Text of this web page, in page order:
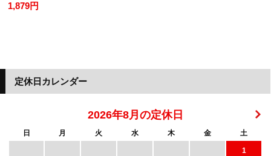
1,879円
定休日カレンダー
2026年8月の定休日
日 月 火 水 木 金
土
1